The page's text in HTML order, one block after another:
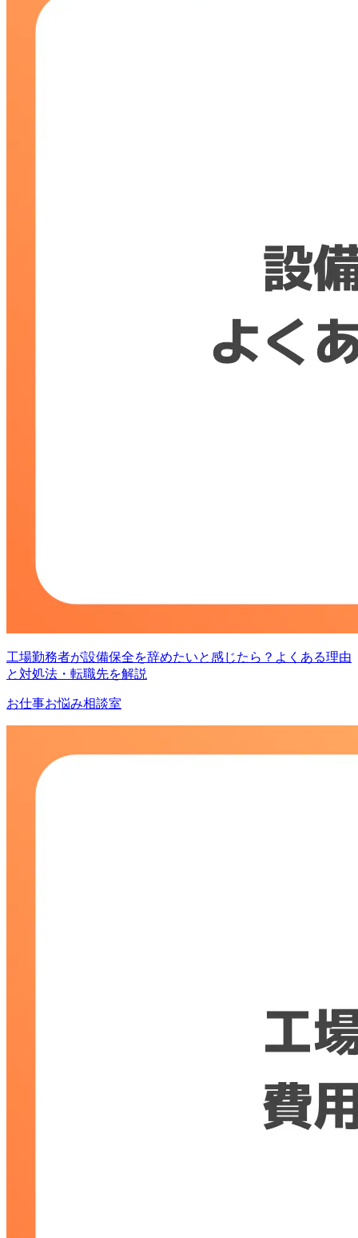
工場勤務者が設備保全を辞めたいと感じたら？よくある理由
と対処法・転職先を解説
お仕事お悩み相談室